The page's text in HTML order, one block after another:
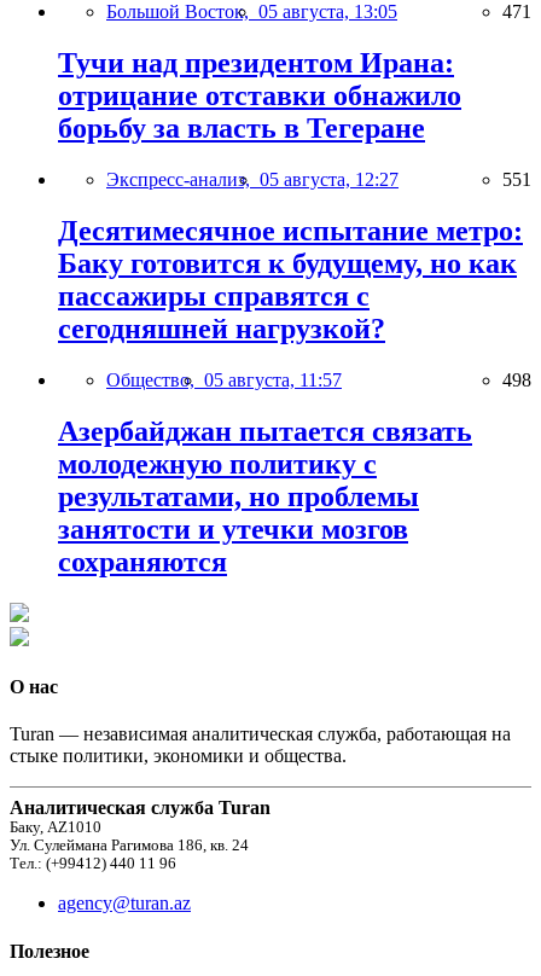
Большой Восток, 05 августа, 13:05 471
Тучи над президентом Ирана:
отрицание отставки обнажило
борьбу за власть в Тегеране
Экспресс-анализ, 05 августа, 12:27 551
Десятимесячное испытание метро:
Баку готовится к будущему, но как
пассажиры справятся с
сегодняшней нагрузкой?
Общество, 05 августа, 11:57 498
Азербайджан пытается связать
молодежную политику с
результатами, но проблемы
занятости и утечки мозгов
сохраняются
О нас
Turan — независимая аналитическая служба, работающая на
стыке политики, экономики и общества.
Аналитическая служба Turan
Баку, AZ1010
Ул. Сулеймана Рагимова 186, кв. 24
Тел.: (+99412) 440 11 96
agency@turan.az
Полезное